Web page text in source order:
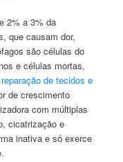
2% a 3% da
que causam dor,
são células do
e células mortas,
de tecidos e
de crescimento
com múltiplas
cicatrização e
inativa e só exerce